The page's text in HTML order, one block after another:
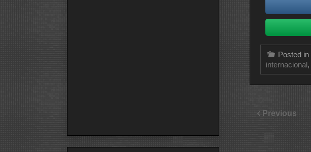
Posted in
internacional,
Previous